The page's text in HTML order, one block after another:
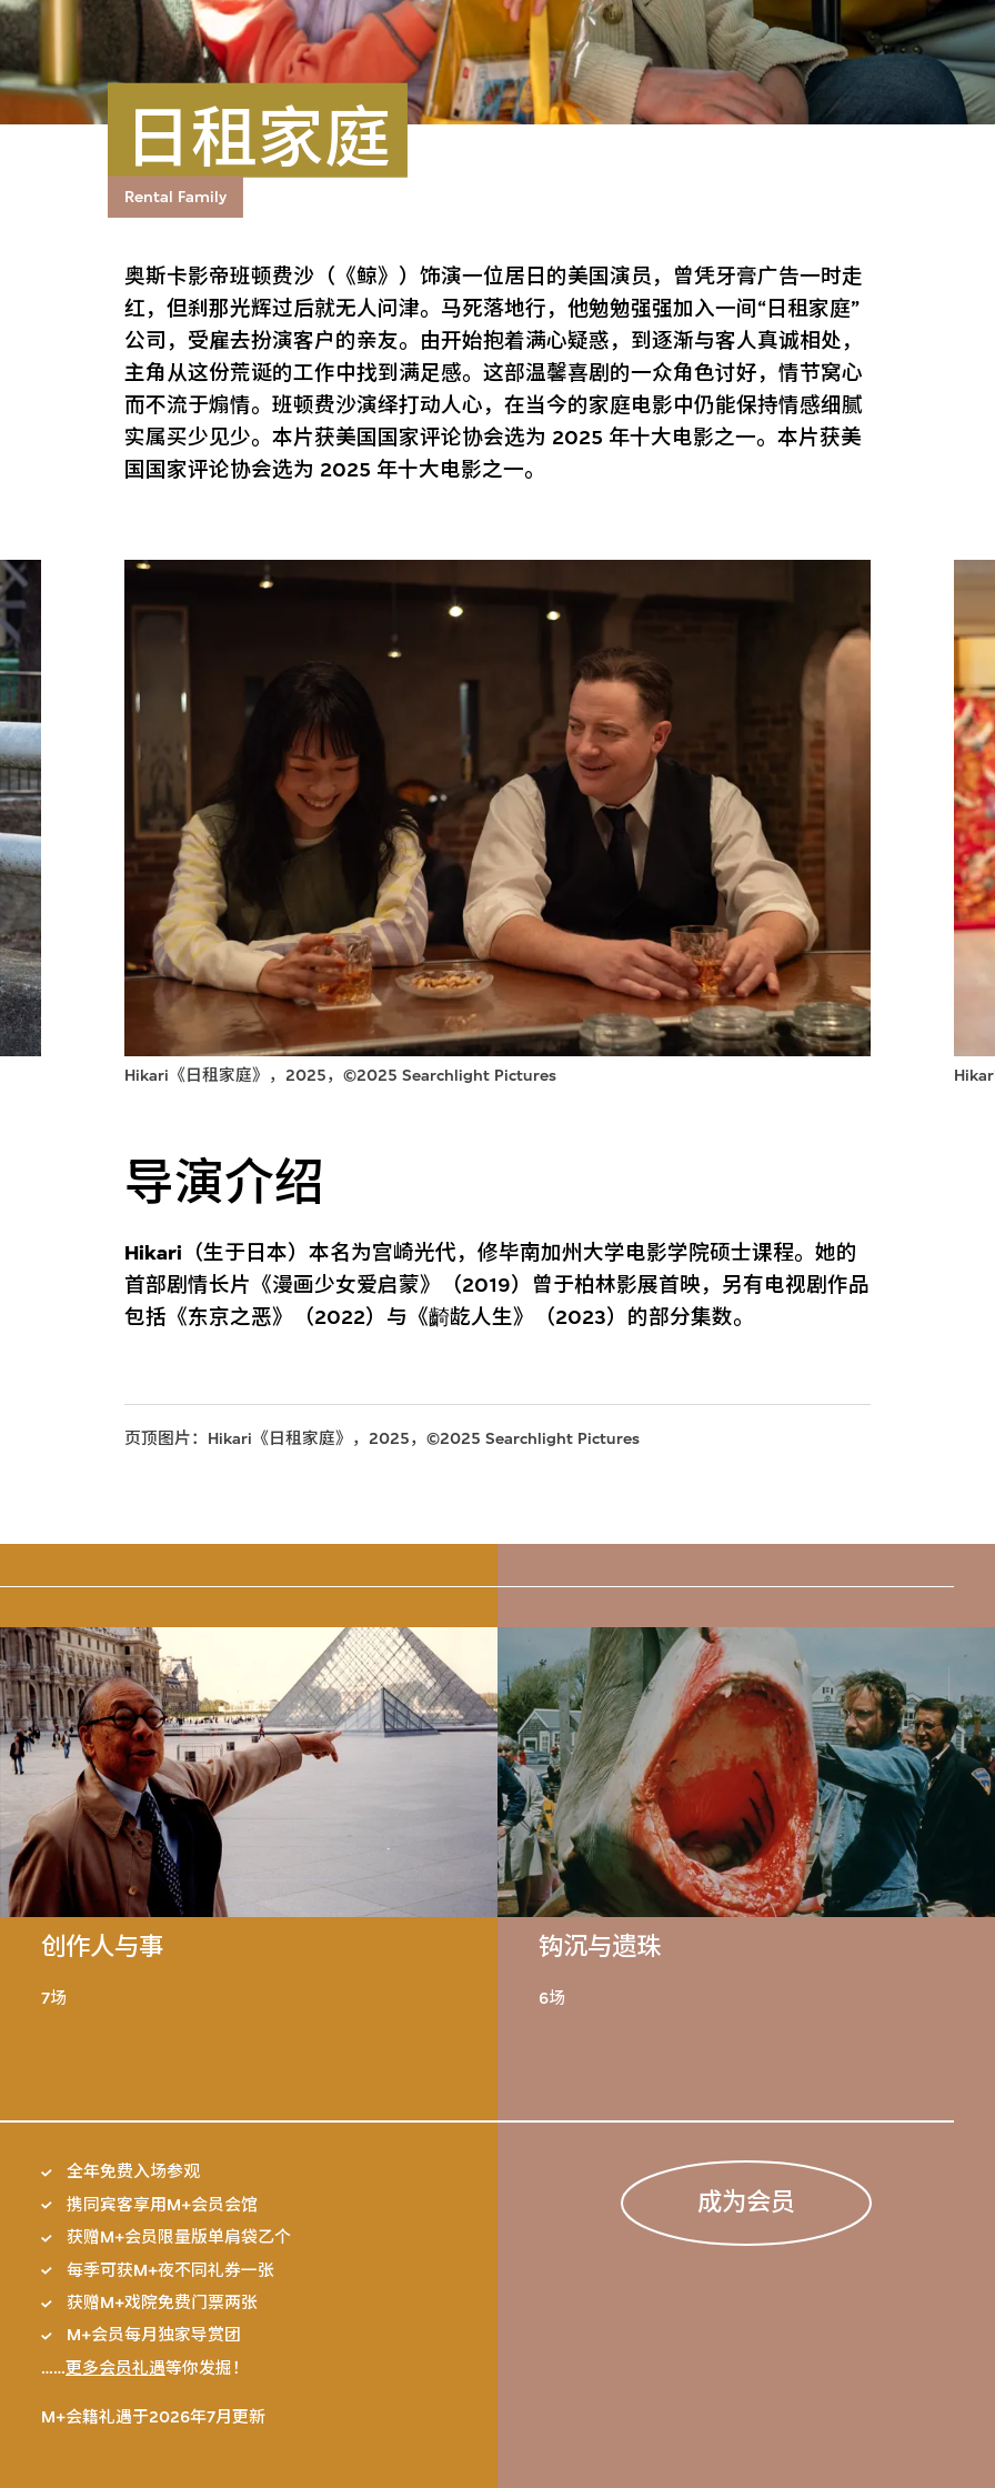
日租家庭
Rental Family
奥斯卡影帝班顿费沙（《鲸》）饰演一位居日的美国演员，曾凭牙膏广告一时走
红，但刹那光辉过后就无人问津。马死落地行，他勉勉强强加入一间“日租家庭”
公司，受雇去扮演客户的亲友。由开始抱着满心疑惑，到逐渐与客人真诚相处，
主角从这份荒诞的工作中找到满足感。这部温馨喜剧的一众角色讨好，情节窝心
而不流于煽情。班顿费沙演绎打动人心，在当今的家庭电影中仍能保持情感细腻
实属买少见少。本片获美国国家评论协会选为 2025 年十大电影之一。本片获美
国国家评论协会选为 2025 年十大电影之一。
Hikari《日租家庭》，2025，©2025 Searchlight Pictures
导演介绍
Hikari （生于日本）本名为宫崎光代，修毕南加州大学电影学院硕士课程。她的
首部剧情长片《漫画少女爱启蒙》（2019）曾于柏林影展首映，另有电视剧作品
包括《东京之恶》（2022）与《齮龁人生》（2023）的部分集数。
页顶图片：Hikari《日租家庭》，2025，©2025 Searchlight Pictures
创作人与事
7场
钩沉与遗珠
6场
全年免费入场参观
携同宾客享用M+会员会馆
获赠M+会员限量版单肩袋乙个
每季可获M+夜不同礼券一张
获赠M+戏院免费门票两张
M+会员每月独家导赏团
……更多会员礼遇等你发掘！
M+会籍礼遇于2026年7月更新
成为会员